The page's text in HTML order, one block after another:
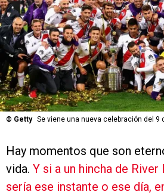
© Getty Se viene una nueva celebración del 9
Hay momentos que son
vida. Y si a un hincha de River
sería ese instante o ese día,